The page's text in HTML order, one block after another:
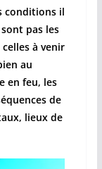
conditions il
pas les
à venir
au
en feu, les
de
lieux de